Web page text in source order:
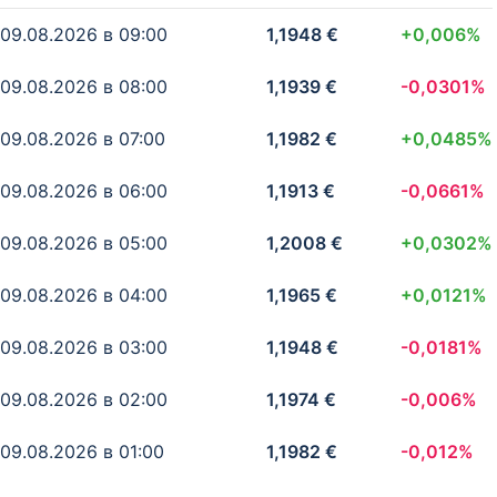
09.08.2026 в 09:00 1,1948 € +0,006%
09.08.2026 в 08:00 1,1939 € -0,0301%
09.08.2026 в 07:00 1,1982 € +0,0485%
09.08.2026 в 06:00 1,1913 € -0,0661%
09.08.2026 в 05:00 1,2008 € +0,0302%
09.08.2026 в 04:00 1,1965 € +0,0121%
09.08.2026 в 03:00 1,1948 € -0,0181%
09.08.2026 в 02:00 1,1974 € -0,006%
09.08.2026 в 01:00 1,1982 € -0,012%